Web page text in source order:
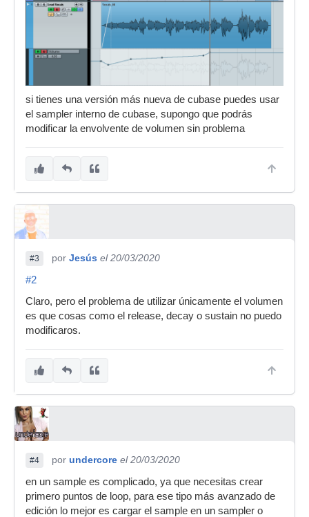
si tienes una versión más nueva de cubase puedes usar
el sampler interno de cubase, supongo que podrás
modificar la envolvente de volumen sin problema
#3 por Jesús el 20/03/2020
#2
Claro, pero el problema de utilizar únicamente el volumen
es que cosas como el release, decay o sustain no puedo
modificaros.
#4 por undercore el 20/03/2020
en un sample es complicado, ya que necesitas crear
primero puntos de loop, para ese tipo más avanzado de
edición lo mejor es cargar el sample en un sampler o